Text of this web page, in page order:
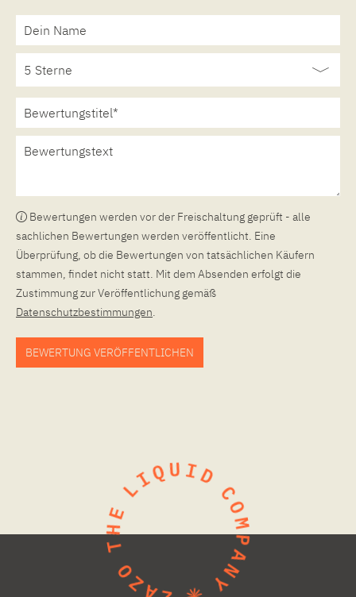
Bewertungen werden vor der Freischaltung geprüft - alle
sachlichen Bewertungen werden veröffentlicht. Eine
Überprüfung, ob die Bewertungen von tatsächlichen Käufern
stammen, findet nicht statt. Mit dem Absenden erfolgt die
Zustimmung zur Veröffentlichung gemäß
Datenschutzbestimmungen.
BEWERTUNG VERÖFFENTLICHEN